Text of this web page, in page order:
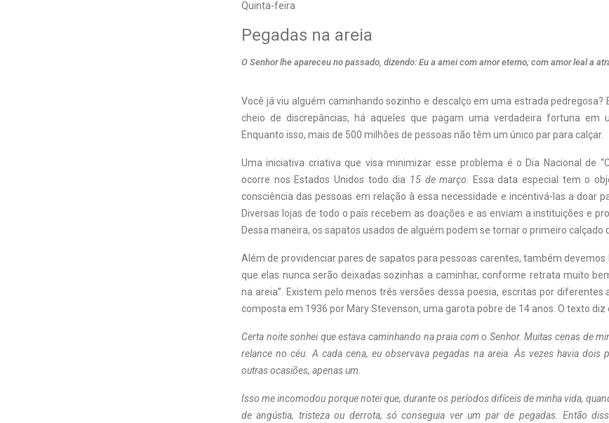
Quinta-feira
Pegadas na areia
O Senhor lhe apareceu no passado, dizendo: Eu a amei com amor eterno; com amor leal a
Você já viu alguém caminhando sozinho e descalço em uma estrada pedregosa?
cheio de discrepâncias, há aqueles que pagam uma verdadeira fortuna em
Enquanto isso, mais de 500 milhões de pessoas não têm um único par para calçar.
Uma iniciativa criativa que visa minimizar esse problema é o Dia Nacional de
ocorre nos Estados Unidos todo dia 15 de março . Essa data especial tem o
consciência das pessoas em relação à essa necessidade e incentivá-las a doar
Diversas lojas de todo o país recebem as doações e as enviam a instituições e
Dessa maneira, os sapatos usados de alguém podem se tornar o primeiro calçado
Além de providenciar pares de sapatos para pessoas carentes, também devemos
que elas nunca serão deixadas sozinhas a caminhar, conforme retrata muito
na areia”. Existem pelo menos três versões dessa poesia, escritas por diferentes
composta em 1936 por Mary Stevenson, uma garota pobre de 14 anos. O texto diz
Certa noite sonhei que estava caminhando na praia com o Senhor. Muitas cenas de
relance no céu. A cada cena, eu observava pegadas na areia. Às vezes havia dois
outras ocasiões, apenas um.
Isso me incomodou porque notei que, durante os períodos difíceis de minha vida,
de angústia, tristeza ou derrota, só conseguia ver um par de pegadas. Então